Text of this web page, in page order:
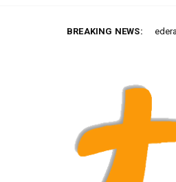
BREAKING NEWS:
Confederal anuncia renovação